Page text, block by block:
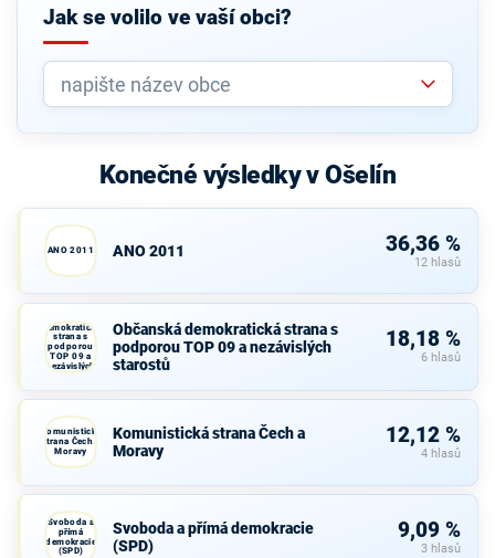
Jak se volilo ve vaší obci?
Konečné výsledky v Ošelín
ANO 2011 ANO 2011 36,36 %
12 hlasů
demokratická
strana s
podporou
TOP 09 a
nezávislých
starostů
Občanská demokratická strana s
podporou TOP 09 a nezávislých
starostů
18,18 %
6 hlasů
Komunistická
strana Čech a
Moravy
Komunistická strana Čech a
Moravy
12,12 %
4 hlasů
Svoboda a
přímá
demokracie
(SPD)
Svoboda a přímá demokracie
(SPD)
9,09 %
3 hlasů